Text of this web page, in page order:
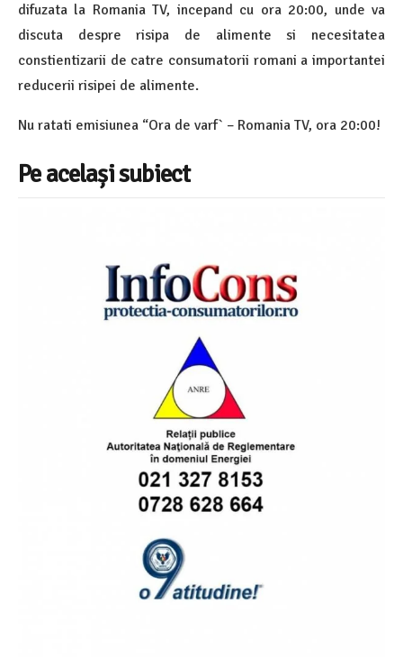
difuzata la Romania TV, incepand cu ora 20:00, unde va
discuta despre risipa de alimente si necesitatea
constientizarii de catre consumatorii romani a importantei
reducerii risipei de alimente.
Nu ratati emisiunea “Ora de varf` – Romania TV, ora 20:00!
Pe același subiect